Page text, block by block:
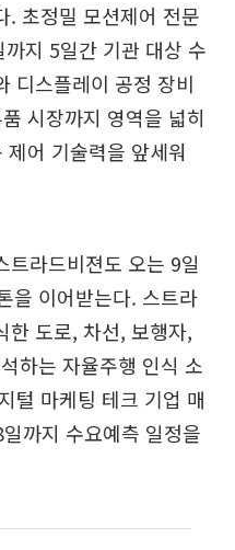
. 초정밀 모션제어 전문
지 5일간 기관 대상 수
디스플레이 공정 장비
시장까지 영역을 넓히
어 기술력을 앞세워
트라드비젼도 오는 9일
을 이어받는다. 스트라
한 도로, 차선, 보행자,
하는 자율주행 인식 소
털 마케팅 테크 기업 매
까지 수요예측 일정을